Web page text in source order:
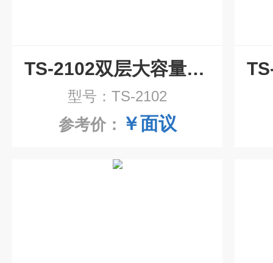
TS-2102双层大容量振荡培养箱
型号：TS-2102
参考价： ￥面议